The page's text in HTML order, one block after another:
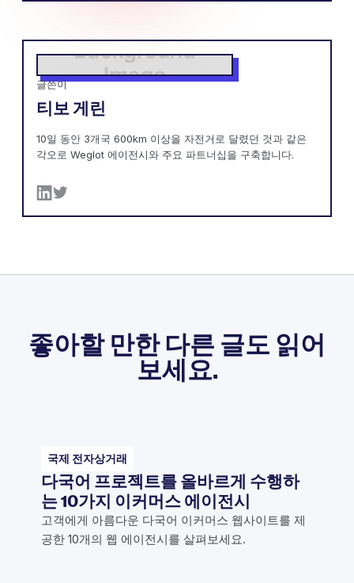
글쓴이
티보 게린
10일 동안 3개국 600km 이상을 자전거로 달렸던 것과 같은
각오로 Weglot 에이전시와 주요 파트너십을 구축합니다.
좋아할 만한 다른 글도 읽어
보세요.
국제 전자상거래
다국어 프로젝트를 올바르게 수행하
는 10가지 이커머스 에이전시
고객에게 아름다운 다국어 이커머스 웹사이트를 제
공한 10개의 웹 에이전시를 살펴보세요.